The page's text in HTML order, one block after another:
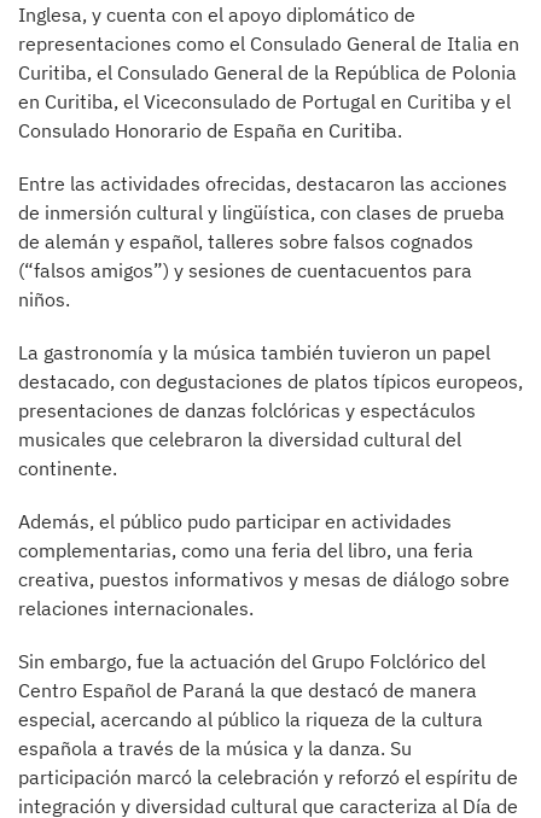
Inglesa, y cuenta con el apoyo diplomático de
representaciones como el Consulado General de Italia en
Curitiba, el Consulado General de la República de Polonia
en Curitiba, el Viceconsulado de Portugal en Curitiba y el
Consulado Honorario de España en Curitiba.
Entre las actividades ofrecidas, destacaron las acciones
de inmersión cultural y lingüística, con clases de prueba
de alemán y español, talleres sobre falsos cognados
(“falsos amigos”) y sesiones de cuentacuentos para
niños.
La gastronomía y la música también tuvieron un papel
destacado, con degustaciones de platos típicos europeos,
presentaciones de danzas folclóricas y espectáculos
musicales que celebraron la diversidad cultural del
continente.
Además, el público pudo participar en actividades
complementarias, como una feria del libro, una feria
creativa, puestos informativos y mesas de diálogo sobre
relaciones internacionales.
Sin embargo, fue la actuación del Grupo Folclórico del
Centro Español de Paraná la que destacó de manera
especial, acercando al público la riqueza de la cultura
española a través de la música y la danza. Su
participación marcó la celebración y reforzó el espíritu de
integración y diversidad cultural que caracteriza al Día de